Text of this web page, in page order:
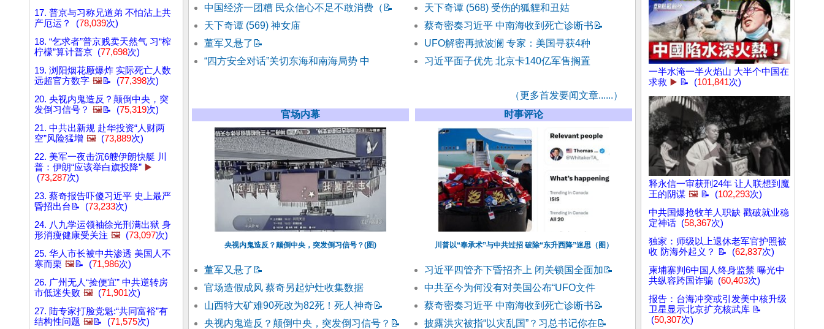
17. 普京与习称兄道弟 不怕沾上共
产厄运？ (78,039次)
18. “乞求者”普京贱卖天然气 习“榨
柠檬”算计普京 (77,698次)
19. 浏阳烟花厰爆炸 实际死亡人数
远超官方数字 🖼️📝 (77,398次)
20. 央视内鬼造反？颠倒中央，突
发倒习信号？ 🖼️📝 (75,319次)
21. 中共出新规 赴华投资“人财两
空”风险猛增 🖼️ (73,889次)
22. 美军一夜击沉6艘伊朗快艇 川
普：伊朗“应该举白旗投降” ▶️
(73,287次)
23. 蔡奇报告吓傻习近平 史上最严
昏招出台📝 (73,233次)
24. 八九学运领袖徐光刑满出狱 身
形消瘦健康受关注 🖼️ (73,097次)
25. 华人市长被中共渗透 美国人不
寒而栗 🖼️📝 (71,986次)
26. 广州无人“捡便宜” 中共逆转房
市低迷失败 🖼️ (71,901次)
27. 陆专家打脸党魁:“共同富裕”有
结构性问题 🖼️📝 (71,575次)
中国经济一团糟 民众信心不足不敢消费（ 📝
天下奇谭 (569) 神女庙
董军又悬了 📝
“四方安全对话”关切东海和南海局势 中
天下奇谭 (568) 受伤的狐貍和丑姑
蔡奇密奏习近平 中南海收到死亡诊断书 📝
UFO解密再掀波澜 专家：美国寻获4种
习近平面子优先 北京卡140亿军售搁置
（更多首发要闻文章......）
官场内幕
央视内鬼造反？颠倒中央，突发倒习信号？(图)
董军又悬了 📝
官场造假成风 蔡奇另起炉灶收集数据
山西特大矿难90死改为82死！死人神奇📝
央视内鬼造反？颠倒中央，突发倒习信号？ 📝
时事评论
川普以“奉承术”与中共过招 破除“东升西降”迷思（图）
习近平四管齐下昏招齐上 闭关锁国全面加 📝
中共至今为何没有对美国公布“UFO文件
蔡奇密奏习近平 中南海收到死亡诊断书 📝
披露洪灾被指“以灾乱国”？习总书记你在 📝
一半水淹一半火焰山 大半个中国在
求救 ▶️ 📝 (101,841次)
释永信一审获刑24年 让人联想到魔
王的阴谋 🖼️ 📝 (102,293次)
中共国爆抢牧羊人职缺 戳破就业稳
定神话 (58,367次)
独家：师级以上退休老军官护照被
收 防海外起义？ 📝 (62,837次)
柬埔寨判6中国人终身监禁 曝光中
共纵容跨国诈骗 (60,403次)
报告：台海冲突或引发美中核升级
卫星显示北京扩充核武库 📝
(50,307次)